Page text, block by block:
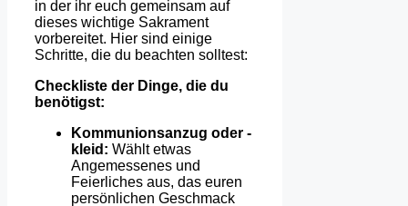
in der ihr euch gemeinsam auf
dieses wichtige Sakrament
vorbereitet. Hier sind einige
Schritte, die du beachten solltest:
Checkliste der Dinge, die du
benötigst:
Kommunionsanzug oder -
kleid: Wählt etwas
Angemessenes und
Feierliches aus, das euren
persönlichen Geschmack